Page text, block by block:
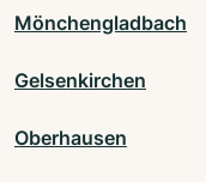
Mönchengladbach
Gelsenkirchen
Oberhausen